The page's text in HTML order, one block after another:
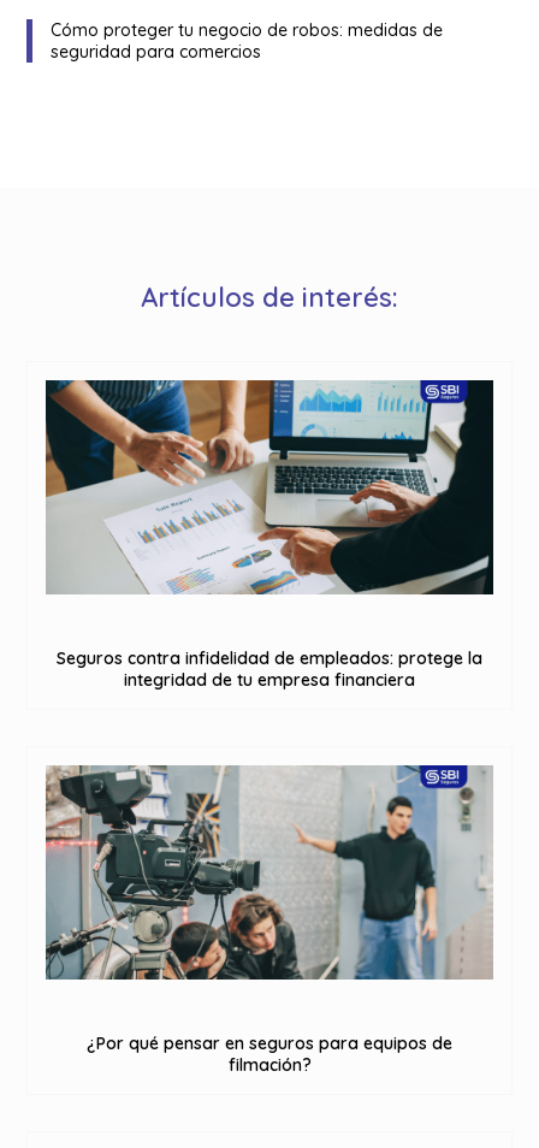
Cómo proteger tu negocio de robos: medidas de
seguridad para comercios
Artículos de interés:
Seguros contra infidelidad de empleados: protege la
integridad de tu empresa financiera
¿Por qué pensar en seguros para equipos de
filmación?